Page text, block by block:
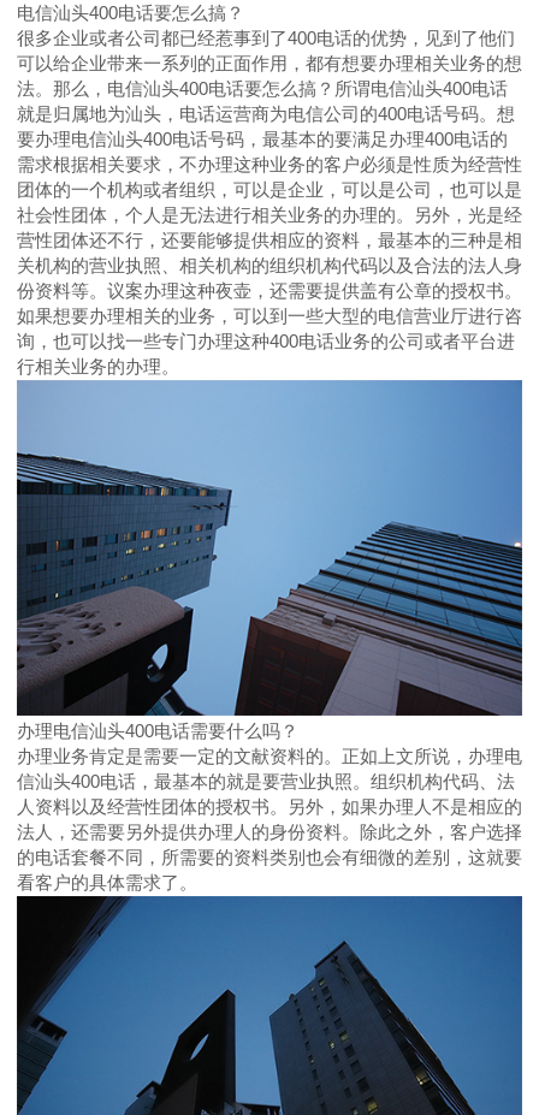
电信汕头400电话要怎么搞？
很多企业或者公司都已经惹事到了400电话的优势，见到了他们
可以给企业带来一系列的正面作用，都有想要办理相关业务的想
法。那么，电信汕头400电话要怎么搞？所谓电信汕头400电话
就是归属地为汕头，电话运营商为电信公司的400电话号码。想
要办理电信汕头400电话号码，最基本的要满足办理400电话的
需求根据相关要求，不办理这种业务的客户必须是性质为经营性
团体的一个机构或者组织，可以是企业，可以是公司，也可以是
社会性团体，个人是无法进行相关业务的办理的。另外，光是经
营性团体还不行，还要能够提供相应的资料，最基本的三种是相
关机构的营业执照、相关机构的组织机构代码以及合法的法人身
份资料等。议案办理这种夜壶，还需要提供盖有公章的授权书。
如果想要办理相关的业务，可以到一些大型的电信营业厅进行咨
询，也可以找一些专门办理这种400电话业务的公司或者平台进
行相关业务的办理。
办理电信汕头400电话需要什么吗？
办理业务肯定是需要一定的文献资料的。正如上文所说，办理电
信汕头400电话，最基本的就是要营业执照。组织机构代码、法
人资料以及经营性团体的授权书。另外，如果办理人不是相应的
法人，还需要另外提供办理人的身份资料。除此之外，客户选择
的电话套餐不同，所需要的资料类别也会有细微的差别，这就要
看客户的具体需求了。